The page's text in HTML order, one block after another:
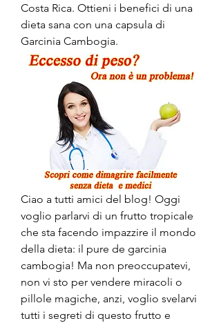
Costa Rica. Ottieni i benefici di una
dieta sana con una capsula di
Garcinia Cambogia.
Ciao a tutti amici del blog! Oggi
voglio parlarvi di un frutto tropicale
che sta facendo impazzire il mondo
della dieta: il pure de garcinia
cambogia! Ma non preoccupatevi,
non vi sto per vendere miracoli o
pillole magiche, anzi, voglio svelarvi
tutti i segreti di questo frutto e